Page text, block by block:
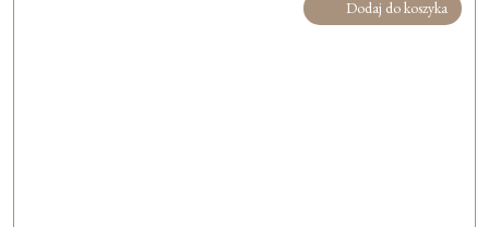
Dodaj do koszyka